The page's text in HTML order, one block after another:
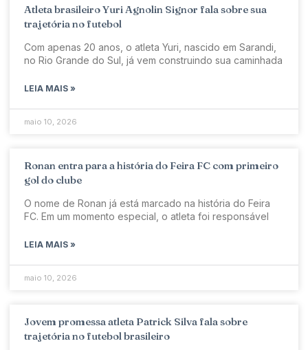
Atleta brasileiro Yuri Agnolin Signor fala sobre sua
trajetória no futebol
Com apenas 20 anos, o atleta Yuri, nascido em Sarandi,
no Rio Grande do Sul, já vem construindo sua caminhada
LEIA MAIS »
maio 10, 2026
Ronan entra para a história do Feira FC com primeiro
gol do clube
O nome de Ronan já está marcado na história do Feira
FC. Em um momento especial, o atleta foi responsável
LEIA MAIS »
maio 10, 2026
Jovem promessa atleta Patrick Silva fala sobre
trajetória no futebol brasileiro